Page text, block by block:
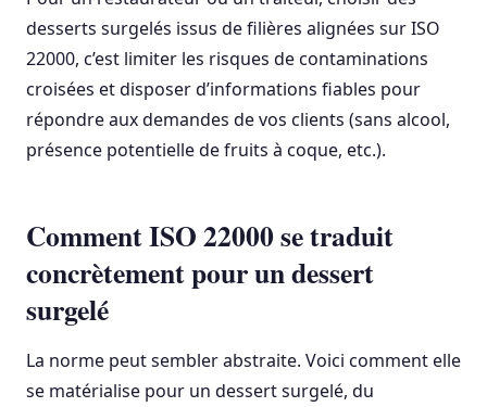
desserts surgelés issus de filières alignées sur ISO
22000, c’est limiter les risques de contaminations
croisées et disposer d’informations fiables pour
répondre aux demandes de vos clients (sans alcool,
présence potentielle de fruits à coque, etc.).
Comment ISO 22000 se traduit
concrètement pour un dessert
surgelé
La norme peut sembler abstraite. Voici comment elle
se matérialise pour un dessert surgelé, du